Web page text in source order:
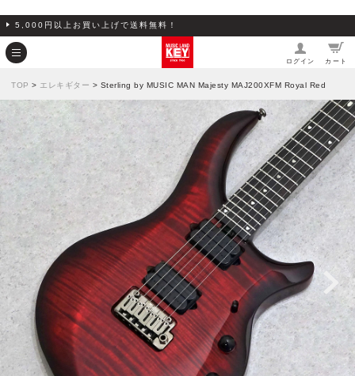
5,000円以上お買い上げで送料無料！
ログイン カート
TOP > エレキギター > Sterling by MUSIC MAN Majesty MAJ200XFM Royal Red